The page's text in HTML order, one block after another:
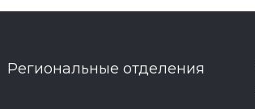
Региональные отделения